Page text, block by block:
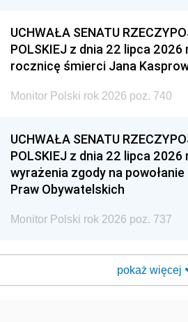
UCHWAŁA SENATU
POLSKIEJ z dnia 22 lipca 2026
rocznicę śmierci Jana
Monitor Polski rok 2026 poz. 740
UCHWAŁA SENATU
POLSKIEJ z dnia 22 lipca 2026
wyrażenia zgody na
Praw Obywatelskich
Monitor Polski rok 2026 poz. 737
pokaż więcej